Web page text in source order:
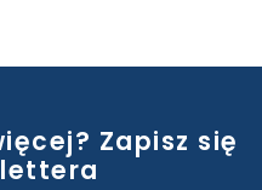
Zapisz się